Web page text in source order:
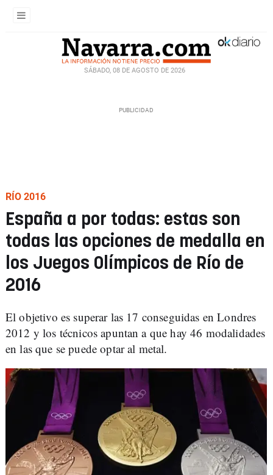
SÁBADO, 08 DE AGOSTO DE 2026
RÍO 2016
España a por todas: estas son
todas las opciones de medalla en
los Juegos Olímpicos de Río de
2016
El objetivo es superar las 17 conseguidas en Londres
2012 y los técnicos apuntan a que hay 46 modalidades
en las que se puede optar al metal.